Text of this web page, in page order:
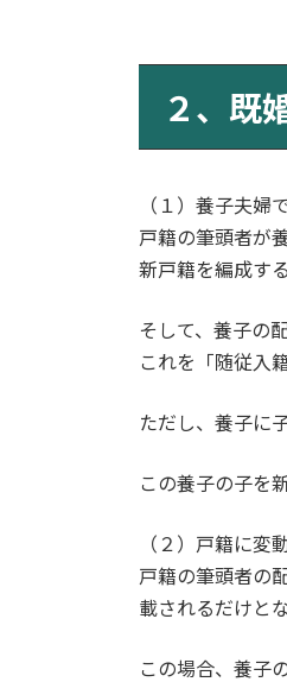
２、既
（１）養子夫婦
戸籍の筆頭者が
新戸籍を編成す
そして、養子の
これを「随従入
ただし、養子に
この養子の子を
（２）戸籍に変
戸籍の筆頭者の
載されるだけとな
この場合、養子